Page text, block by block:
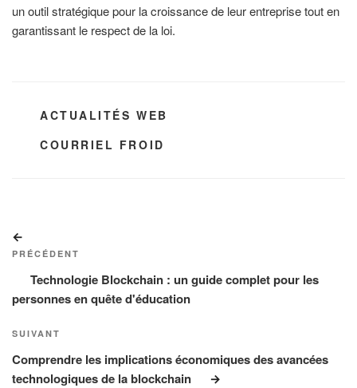
un outil stratégique pour la croissance de leur entreprise tout en
garantissant le respect de la loi.
CATÉGORIES
ACTUALITÉS WEB
ÉTIQUETTES
COURRIEL FROID
de
l’article
précédent
PRÉCÉDENT
Technologie Blockchain : un guide complet pour les
personnes en quête d'éducation
Article
suivant
SUIVANT
Comprendre les implications économiques des avancées
technologiques de la blockchain